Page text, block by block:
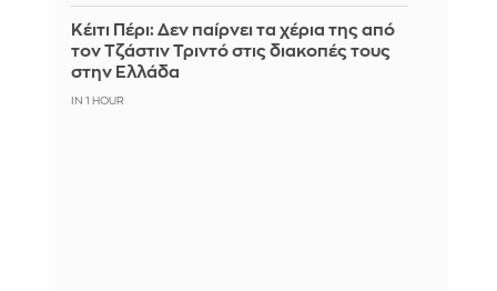
Κέιτι Πέρι: Δεν παίρνει τα χέρια της από
τον Τζάστιν Τριντό στις διακοπές τους
στην Ελλάδα
IN 1 HOUR